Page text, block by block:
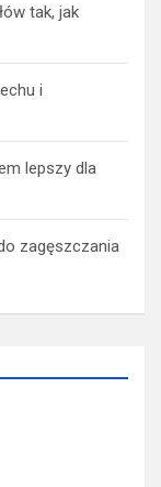
tak, jak
i
lepszy dla
zagęszczania